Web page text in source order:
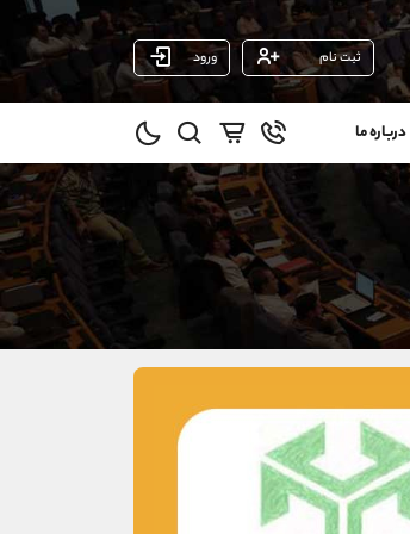
ثبت نام ورود
درباره ما
(فائزه تهرانی)
09101364784
شروع گفتگو
@Armteam_admin_104
021-22021030
90001030
@alireza.mehrabii
@alirezamehrabi_com
@alirezamehrabi_official